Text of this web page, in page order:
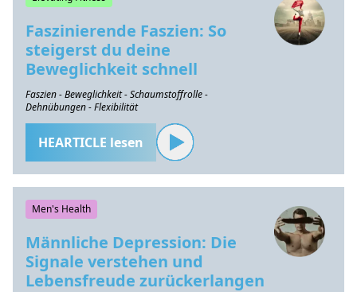
Faszinierende Faszien: So
steigerst du deine
Beweglichkeit schnell
Faszien - Beweglichkeit - Schaumstoffrolle -
Dehnübungen - Flexibilität
HEARTICLE lesen
Men's Health
Männliche Depression: Die
Signale verstehen und
Lebensfreude zurückerlangen